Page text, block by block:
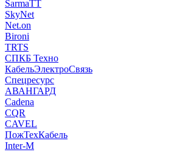
SarmaTT
SkyNet
Net.on
Bironi
TRTS
СПКБ Техно
КабельЭлектроСвязь
Спецресурс
АВАНГАРД
Cadena
CQR
CAVEL
ПожТехКабель
Inter-M